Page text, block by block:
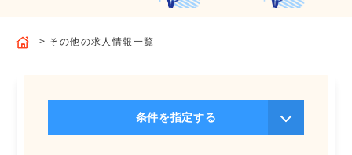
ホーム
よくあるご質問
その他の求人情報一覧
条件を指定する